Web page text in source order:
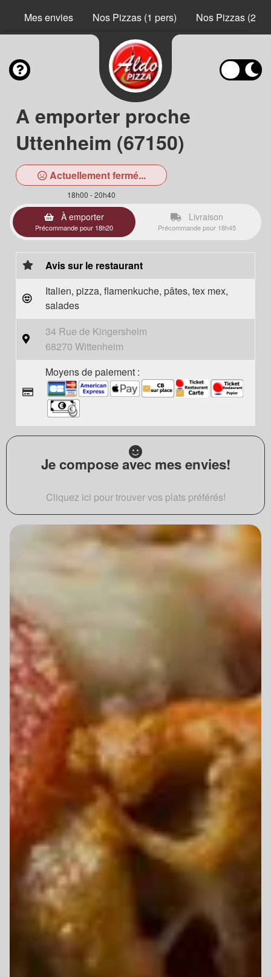
Mes envies Nos Pizzas (1 pers) Nos Pizzas (2
A emporter proche
Uttenheim (67150)
Actuellement fermé...
18h00 - 20h40
À emporter
Précommande pour 18h20
Livraison
Précommande pour 18h45
Avis sur le restaurant
Italien, pizza, flamenkuche, pâtes, tex mex,
salades
34 Rue de Kingersheim
68270 Wittenheim
Moyens de paiement :
Je compose avec mes envies!
Cliquez ici pour trouver vos plats préférés!